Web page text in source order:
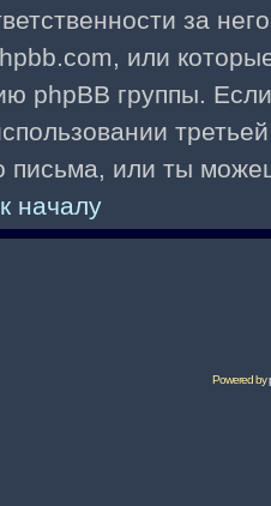
за
или
phpBB группы.
письма, или ты
началу
Powered by